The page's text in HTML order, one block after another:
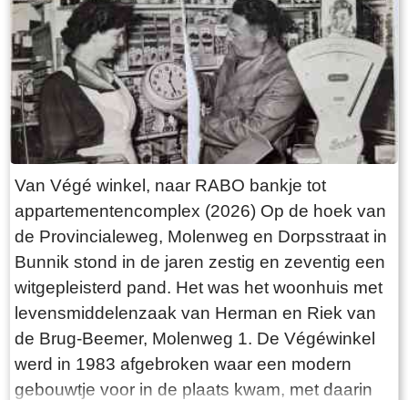
Van Végé winkel, naar RABO bankje tot
appartementencomplex (2026) Op de hoek van
de Provincialeweg, Molenweg en Dorpsstraat in
Bunnik stond in de jaren zestig en zeventig een
witgepleisterd pand. Het was het woonhuis met
levensmiddelenzaak van Herman en Riek van
de Brug-Beemer, Molenweg 1. De Végéwinkel
werd in 1983 afgebroken waar een modern
gebouwtje voor in de plaats kwam, met daarin